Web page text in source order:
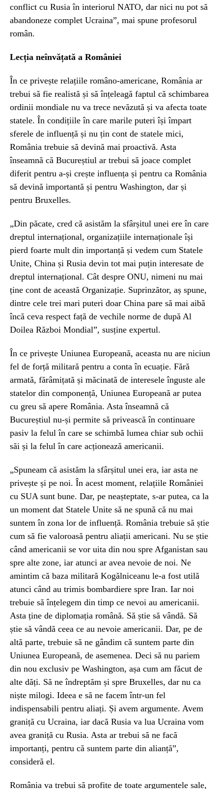
conflict cu Rusia în interiorul NATO, dar nici nu pot să
abandoneze complet Ucraina”, mai spune profesorul
român.
Lecția neînvățată a României
În ce privește relațiile româno-americane, România ar
trebui să fie realistă și să înțeleagă faptul că schimbarea
ordinii mondiale nu va trece nevăzută și va afecta toate
statele. În condițiile în care marile puteri își împart
sferele de influență și nu țin cont de statele mici,
România trebuie să devină mai proactivă. Asta
înseamnă că Bucureștiul ar trebui să joace complet
diferit pentru a-și crește influența și pentru ca România
să devină importantă și pentru Washington, dar și
pentru Bruxelles.
„Din păcate, cred că asistăm la sfârșitul unei ere în care
dreptul internațional, organizațiile internaționale își
pierd foarte mult din importanță și vedem cum Statele
Unite, China și Rusia devin tot mai puțin interesate de
dreptul internațional. Cât despre ONU, nimeni nu mai
ține cont de această Organizație. Suprinzător, aș spune,
dintre cele trei mari puteri doar China pare să mai aibă
încă ceva respect față de vechile norme de după Al
Doilea Război Mondial”, susține expertul.
În ce privește Uniunea Europeană, aceasta nu are niciun
fel de forță militară pentru a conta în ecuație. Fără
armată, fărâmițată și măcinată de interesele înguste ale
statelor din componență, Uniunea Europeană ar putea
cu greu să apere România. Asta înseamnă că
Bucureștiul nu-și permite să privească în continuare
pasiv la felul în care se schimbă lumea chiar sub ochii
săi și la felul în care acționează americanii.
„Spuneam că asistăm la sfârșitul unei era, iar asta ne
privește și pe noi. În acest moment, relațiile României
cu SUA sunt bune. Dar, pe neașteptate, s-ar putea, ca la
un moment dat Statele Unite să ne spună că nu mai
suntem în zona lor de influență. România trebuie să știe
cum să fie valoroasă pentru aliații americani. Nu se știe
când americanii se vor uita din nou spre Afganistan sau
spre alte zone, iar atunci ar avea nevoie de noi. Ne
amintim că baza militară Kogălniceanu le-a fost utilă
atunci când au trimis bombardiere spre Iran. Iar noi
trebuie să înțelegem din timp ce nevoi au americanii.
Asta ține de diplomația română. Să știe să vândă. Să
știe să vândă ceea ce au nevoie americanii. Dar, pe de
altă parte, trebuie să ne gândim că suntem parte din
Uniunea Europeană, de asemenea. Deci să nu pariem
din nou exclusiv pe Washington, așa cum am făcut de
alte dăți. Să ne îndreptăm și spre Bruxelles, dar nu ca
niște milogi. Ideea e să ne facem într-un fel
indispensabili pentru aliați. Și avem argumente. Avem
graniță cu Ucraina, iar dacă Rusia va lua Ucraina vom
avea graniță cu Rusia. Asta ar trebui să ne facă
importanți, pentru că suntem parte din alianță”,
consideră el.
România va trebui să profite de toate argumentele sale,